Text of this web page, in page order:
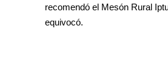
recomendó el Mesón Rural
equivocó.